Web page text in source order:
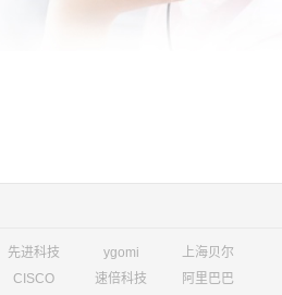
先进科技 ygomi
上海贝尔
CISCO
速倍科技 阿里巴巴